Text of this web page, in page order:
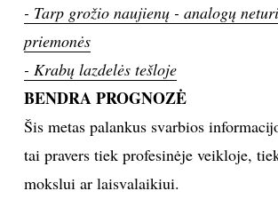
SPORTAS
FOTOGRAFIJA
MENAS
- Tarp grožio naujienų - analogų
priemonės
- Krabų lazdelės tešloje
BENDRA PROGNOZĖ
Šis metas palankus svarbios
tai pravers tiek profesinėje veikloje,
mokslui ar laisvalaikiui.